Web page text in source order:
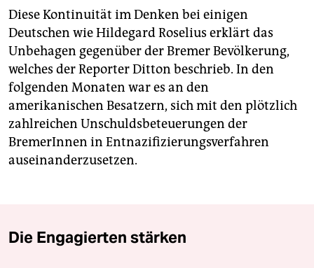
Diese Kontinuität im Denken bei einigen
Deutschen wie Hildegard Roselius erklärt das
Unbehagen gegenüber der Bremer Bevölkerung,
welches der Reporter Ditton beschrieb. In den
folgenden Monaten war es an den
amerikanischen Besatzern, sich mit den plötzlich
zahlreichen Unschuldsbeteuerungen der
BremerInnen in Entnazifizierungsverfahren
auseinanderzusetzen.
Die Engagierten stärken